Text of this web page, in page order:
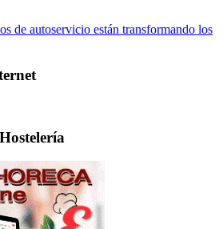
de autoservicio están transformando los